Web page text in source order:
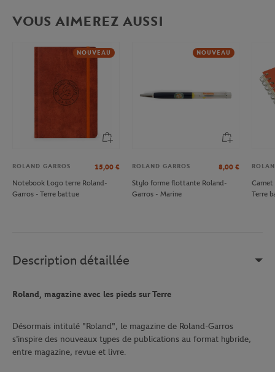
VOUS AIMEREZ AUSSI
NOUVEAU
ROLAND GARROS 15,00 €
Notebook Logo terre Roland-
Garros - Terre battue
NOUVEAU
ROLAND GARROS 8,00 €
Stylo forme flottante Roland-
Garros - Marine
Carnet
Terre
Description détaillée
Roland, magazine avec les pieds sur Terre
Désormais intitulé "Roland", le magazine de Roland-Garros
s'inspire des nouveaux types de publications au format hybride,
entre magazine, revue et livre.